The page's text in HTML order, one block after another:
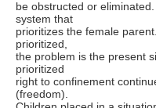
be obstructed or
system that
prioritizes the female
prioritized,
the problem is the present
prioritized
right to confinement
(freedom).